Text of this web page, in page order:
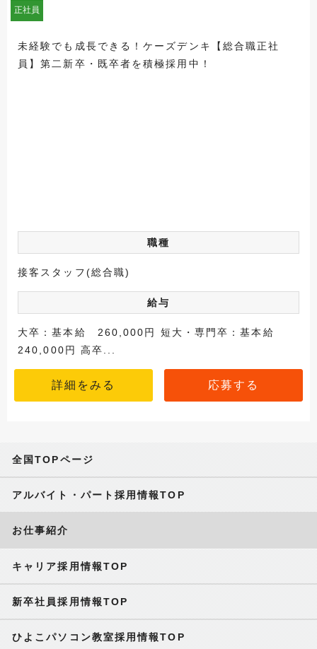
正社員
未経験でも成長できる！ケーズデンキ【総合職正社
員】第二新卒・既卒者を積極採用中！
職種
接客スタッフ(総合職)
給与
大卒：基本給 260,000円 短大・専門卒：基本給
240,000円 高卒...
詳細をみる 応募する
全国TOPページ
アルバイト・パート採用情報TOP
お仕事紹介
キャリア採用情報TOP
新卒社員採用情報TOP
ひよこパソコン教室採用情報TOP